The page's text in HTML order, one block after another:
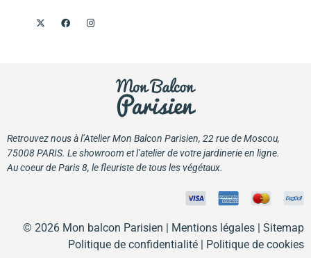
Retrouvez nous à l’Atelier Mon Balcon Parisien, 22 rue de Moscou,
75008 PARIS. Le showroom et l’atelier de votre jardinerie en ligne.
Au coeur de Paris 8, le fleuriste de tous les végétaux.
© 2026 Mon balcon Parisien | Mentions légales | Sitemap
Politique de confidentialité
Politique de cookies